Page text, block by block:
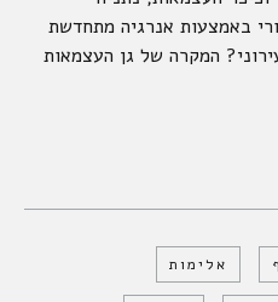
באמצעות אנרגיה מתחדשת
המקרה של גן העצמאות
אלימות